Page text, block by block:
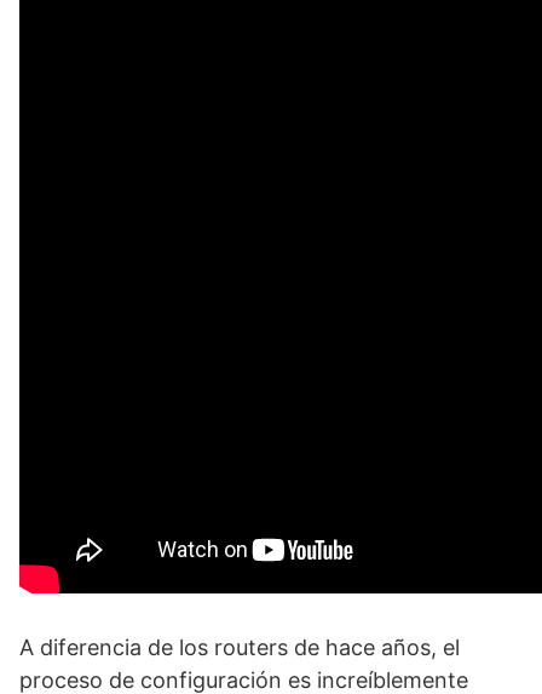
A diferencia de los routers de hace años, el
proceso de configuración es increíblemente